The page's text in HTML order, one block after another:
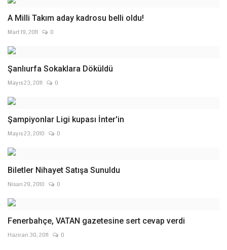
A Milli Takım aday kadrosu belli oldu!
Mart 19, 2011 0
Şanlıurfa Sokaklara Döküldü
Mayıs 23, 2011 0
Şampiyonlar Ligi kupası İnter'in
Mayıs 23, 2010 0
Biletler Nihayet Satışa Sunuldu
Nisan 29, 2010 0
Fenerbahçe, VATAN gazetesine sert cevap verdi
Haziran 30, 2011 0